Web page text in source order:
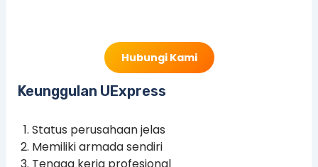
Hubungi Kami
Keunggulan UExpress
Status perusahaan jelas
Memiliki armada sendiri